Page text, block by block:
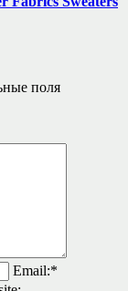
поля
Email:*